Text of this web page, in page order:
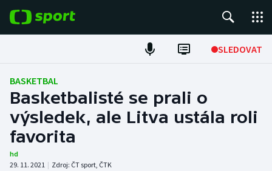
SLEDOVAT
Fotbal
Hokej
Tenis
Atletika
BASKETBAL
Basketbalisté se prali o
výsledek, ale Litva ustála roli
favorita
hd
29. 11. 2021 | Zdroj: ČT sport, ČTK